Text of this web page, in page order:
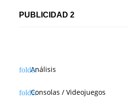
PUBLICIDAD 2
Análisis
Consolas / Videojuegos